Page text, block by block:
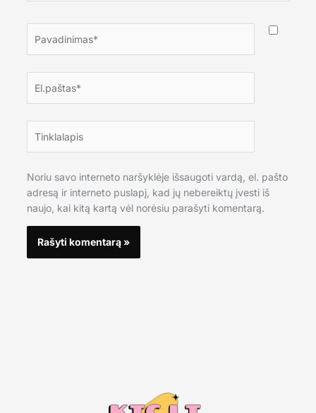
Noriu savo interneto naršyklėje išsaugoti vardą, el. pašto
adresą ir interneto puslapį, kad jų nebereiktų įvesti iš
naujo, kai kitą kartą vėl norėsiu parašyti komentarą.